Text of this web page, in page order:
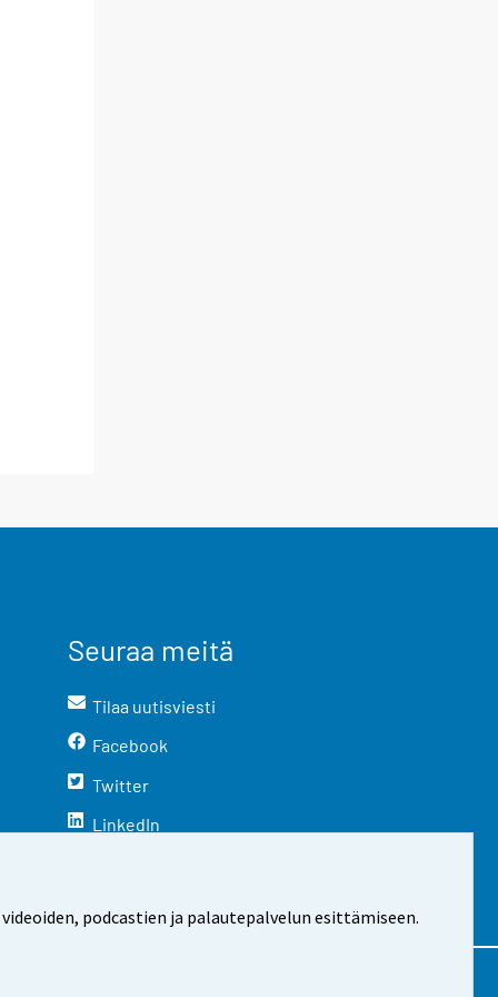
podcastien ja palautepalvelun esittämiseen.
Seuraa meitä
Tilaa uutisviesti
Facebook
Twitter
LinkedIn